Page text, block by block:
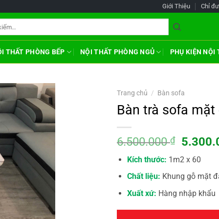
Giới Thiệu Chỉ
THẤT PHÒNG BẾP NỘI THẤT PHÒNG NGỦ PHỤ KIỆN NỘI
Trang chủ / Bàn sofa
Bàn trà sofa
6.500.000₫
Giá
gốc
là:
Kích thước: 1m2 x 60
Chất liệu: Khung gỗ mặt
Xuất xứ: Hàng nhập khẩu